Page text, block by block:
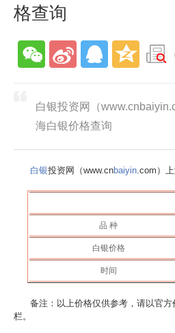
格查询
白银投资网（
海白银价格查询
白银投资网（www.cnbaiyin.com）
品 种
白银价格
时间
备注：以上价格仅供参考，请以官
栏。